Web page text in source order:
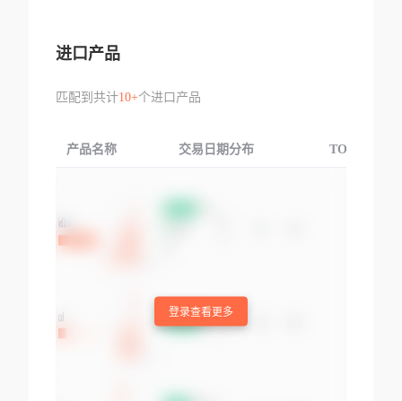
进口产品
匹配到共计10+个进口产品
产品名称 交易日期分布 TOP3交易国
登录查看更多